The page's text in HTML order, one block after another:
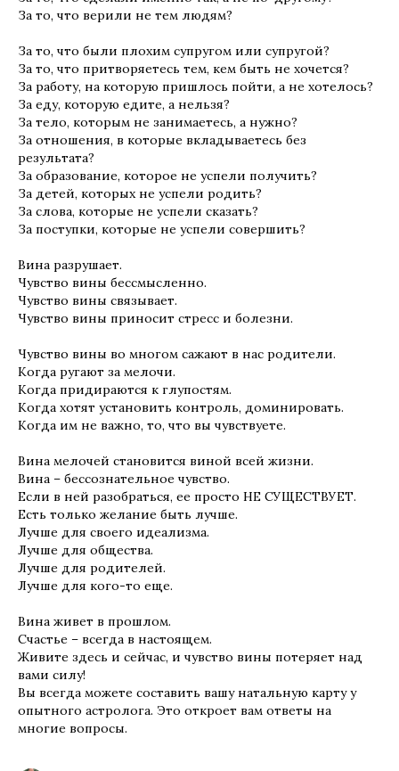
За то, что верили не тем людям?
За то, что были плохим супругом или супругой?
За то, что притворяетесь тем, кем быть не хочется?
За работу, на которую пришлось пойти, а не хотелось?
За еду, которую едите, а нельзя?
За тело, которым не занимаетесь, а нужно?
За отношения, в которые вкладываетесь без
результата?
За образование, которое не успели получить?
За детей, которых не успели родить?
За слова, которые не успели сказать?
За поступки, которые не успели совершить?
Вина разрушает.
Чувство вины бессмысленно.
Чувство вины связывает.
Чувство вины приносит стресс и болезни.
Чувство вины во многом сажают в нас родители.
Когда ругают за мелочи.
Когда придираются к глупостям.
Когда хотят установить контроль, доминировать.
Когда им не важно, то, что вы чувствуете.
Вина мелочей становится виной всей жизни.
Вина – бессознательное чувство.
Если в ней разобраться, ее просто НЕ СУЩЕСТВУЕТ.
Есть только желание быть лучше.
Лучше для своего идеализма.
Лучше для общества.
Лучше для родителей.
Лучше для кого-то еще.
Вина живет в прошлом.
Счастье – всегда в настоящем.
Живите здесь и сейчас, и чувство вины потеряет над
вами силу!
Вы всегда можете составить вашу натальную карту у
опытного астролога. Это откроет вам ответы на
многие вопросы.